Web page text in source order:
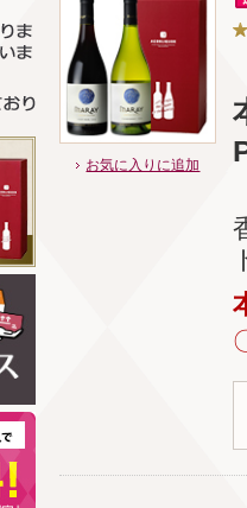
お気に入りに追加